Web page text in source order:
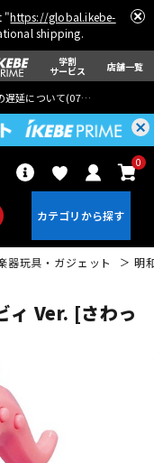
"https://global.ikebe-
shipping.
学割
サービス 店舗一覧
遅延について(07月29日
0
ウクレレ
器玩具・ガジェット 明
ィ Ver. [さわっ